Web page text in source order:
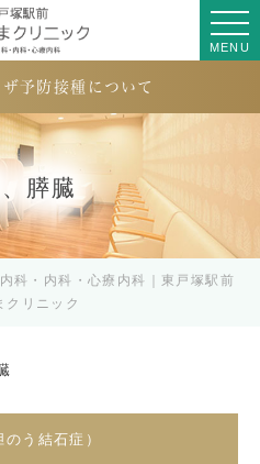
MENU
予防接種について
膵臓
科・内科・心療内科｜東戸塚駅前
クリニック
う結石症）